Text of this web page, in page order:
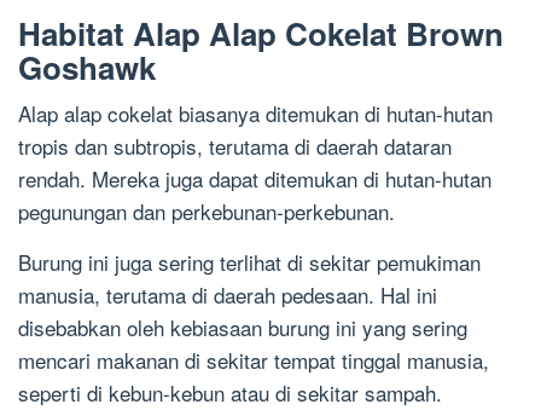
Habitat Alap Alap Cokelat Brown
Goshawk
Alap alap cokelat biasanya ditemukan di hutan-hutan
tropis dan subtropis, terutama di daerah dataran
rendah. Mereka juga dapat ditemukan di hutan-hutan
pegunungan dan perkebunan-perkebunan.
Burung ini juga sering terlihat di sekitar pemukiman
manusia, terutama di daerah pedesaan. Hal ini
disebabkan oleh kebiasaan burung ini yang sering
mencari makanan di sekitar tempat tinggal manusia,
seperti di kebun-kebun atau di sekitar sampah.